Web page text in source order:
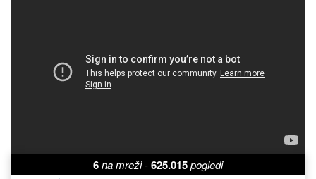
6na mreži-625.015pogledi